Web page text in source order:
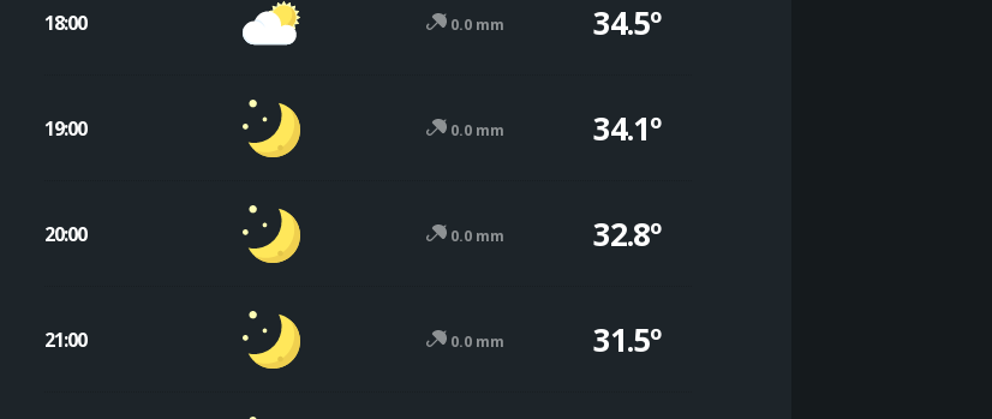
18:00 0.0 mm 34.5º
19:00 0.0 mm 34.1º
20:00 0.0 mm 32.8º
21:00 0.0 mm 31.5º